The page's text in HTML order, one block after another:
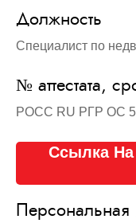
Должность
Специалист по
№ аттестата,
РОСС RU РГР ОС
Ссылка